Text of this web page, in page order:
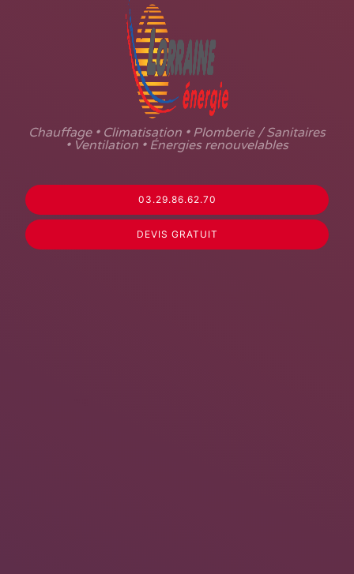
Chauffage • Climatisation • Plomberie / Sanitaires
• Ventilation • Énergies renouvelables
03.29.86.62.70
DEVIS GRATUIT